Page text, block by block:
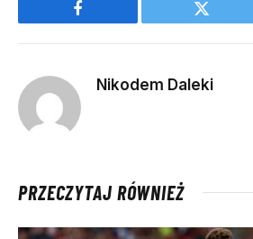
Facebook Twitter
Nikodem Daleki
PRZECZYTAJ RÓWNIEŻ